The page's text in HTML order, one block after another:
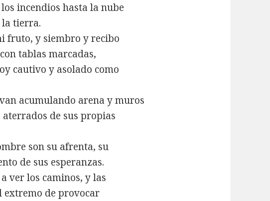
incendios hasta la nube
la tierra.
fruto, y siembro y recibo
tablas marcadas,
cautivo y asolado como
acumulando arena y muros
de sus propias
son su afrenta, su
de sus esperanzas.
ver los caminos, y las
extremo de provocar